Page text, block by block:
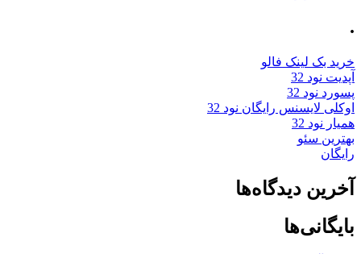
.
خرید بک لینک فالو
آپدیت نود 32
پسورد نود 32
اوکلی لایسنس رایگان نود 32
همیار نود 32
بهترین سئو
رایگان
آخرین دیدگاه‌ها
بایگانی‌ها